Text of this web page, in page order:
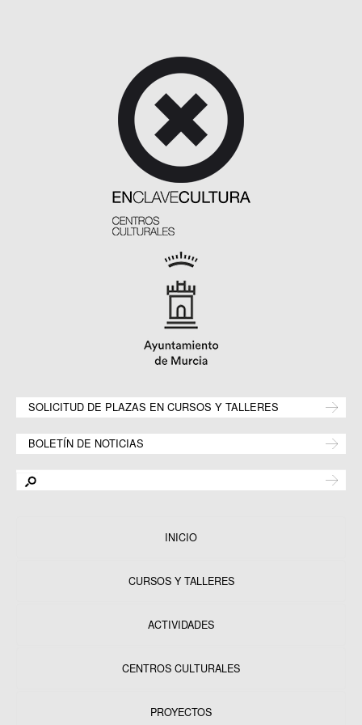
SOLICITUD DE PLAZAS EN CURSOS Y TALLERES
BOLETÍN DE NOTICIAS
INICIO
CURSOS Y TALLERES
ACTIVIDADES
CENTROS CULTURALES
PROYECTOS